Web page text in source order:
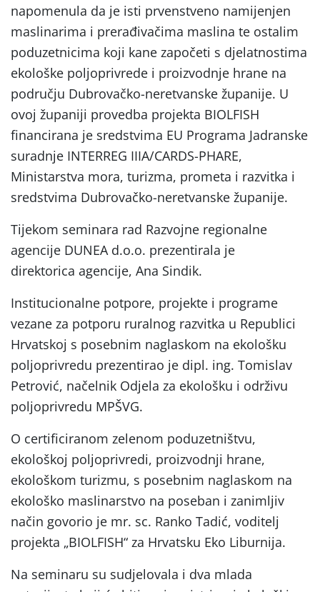
napomenula da je isti prvenstveno namijenjen
maslinarima i prerađivačima maslina te ostalim
poduzetnicima koji kane započeti s djelatnostima
ekološke poljoprivrede i proizvodnje hrane na
području Dubrovačko-neretvanske županije. U
ovoj županiji provedba projekta BIOLFISH
financirana je sredstvima EU Programa Jadranske
suradnje INTERREG IIIA/CARDS-PHARE,
Ministarstva mora, turizma, prometa i razvitka i
sredstvima Dubrovačko-neretvanske županije.
Tijekom seminara rad Razvojne regionalne
agencije DUNEA d.o.o. prezentirala je
direktorica agencije, Ana Sindik.
Institucionalne potpore, projekte i programe
vezane za potporu ruralnog razvitka u Republici
Hrvatskoj s posebnim naglaskom na ekološku
poljoprivredu prezentirao je dipl. ing. Tomislav
Petrović, načelnik Odjela za ekološku i održivu
poljoprivredu MPŠVG.
O certificiranom zelenom poduzetništvu,
ekološkoj poljoprivredi, proizvodnji hrane,
ekološkom turizmu, s posebnim naglaskom na
ekološko maslinarstvo na poseban i zanimljiv
način govorio je mr. sc. Ranko Tadić, voditelj
projekta „BIOLFISH“ za Hrvatsku Eko Liburnija.
Na seminaru su sudjelovala i dva mlada